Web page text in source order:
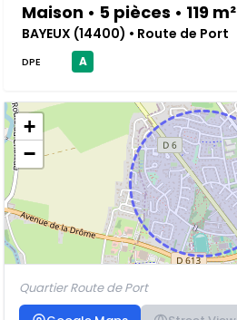
Maison • 5 pièces • 119 m²
BAYEUX (14400) • Route de Port
DPE A
+
−
Quartier Route de Port